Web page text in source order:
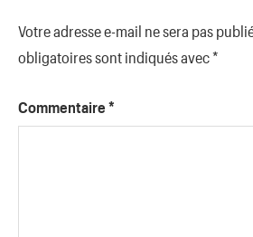
Votre adresse e-mail ne sera pas
obligatoires sont indiqués avec*
Commentaire *